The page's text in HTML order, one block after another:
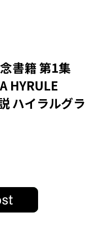
書籍 第1集
HYRULE
ハイラルグラ